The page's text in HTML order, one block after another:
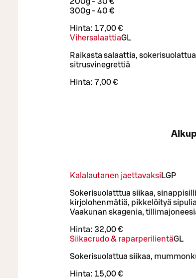
300g - 40 €
Hinta: 17,00 €
VihersalaattiaGL
Raikasta salaattia,
sitrusvinegrettiä
Hinta: 7,00 €
Kalalautanen jaettavaksi LGP
Sokerisuolatttua siikaa,
kirjolohenmätiä, pikkelöityä
Vaakunan skagenia,
Hinta: 32,00 €
Siikacrudo & raparperilientäGL
Sokerisuolattua siikaa,
Hinta: 15,00 €